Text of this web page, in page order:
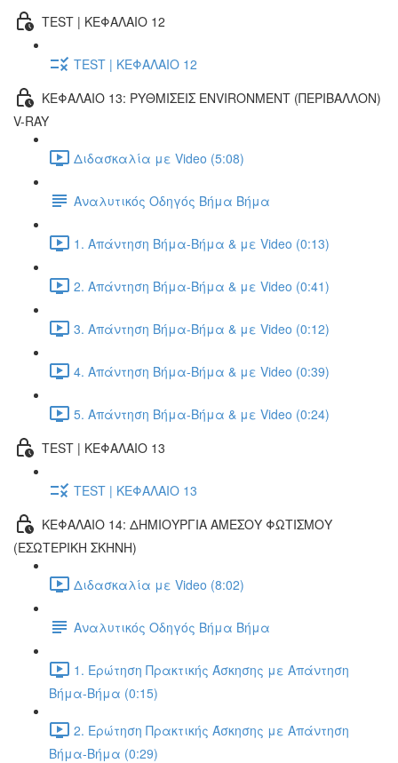
TEST | ΚΕΦΑΛΑΙΟ 12
TEST | ΚΕΦΑΛΑΙΟ 12
ΚΕΦΑΛΑΙΟ 13: ΡΥΘΜΙΣΕΙΣ ENVIRONMENT (ΠΕΡΙΒΑΛΛΟΝ)
V-RAY
Διδασκαλία με Video (5:08)
Αναλυτικός Οδηγός Βήμα Βήμα
1. Απάντηση Βήμα-Βήμα & με Video (0:13)
2. Απάντηση Βήμα-Βήμα & με Video (0:41)
3. Απάντηση Βήμα-Βήμα & με Video (0:12)
4. Απάντηση Βήμα-Βήμα & με Video (0:39)
5. Απάντηση Βήμα-Βήμα & με Video (0:24)
TEST | ΚΕΦΑΛΑΙΟ 13
TEST | ΚΕΦΑΛΑΙΟ 13
ΚΕΦΑΛΑΙΟ 14: ΔΗΜΙΟΥΡΓΙΑ ΑΜΕΣΟΥ ΦΩΤΙΣΜΟΥ
(ΕΣΩΤΕΡΙΚΗ ΣΚΗΝΗ)
Διδασκαλία με Video (8:02)
Αναλυτικός Οδηγός Βήμα Βήμα
1. Ερώτηση Πρακτικής Άσκησης με Απάντηση
Βήμα-Βήμα (0:15)
2. Ερώτηση Πρακτικής Άσκησης με Απάντηση
Βήμα-Βήμα (0:29)